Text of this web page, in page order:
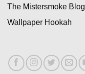
The Mistersmoke Blog
Wallpaper Hookah